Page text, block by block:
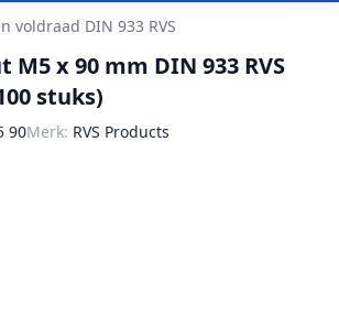
voldraad DIN 933 RVS
x 90 mm DIN 933 RVS
stuks)
90Merk: RVS Products